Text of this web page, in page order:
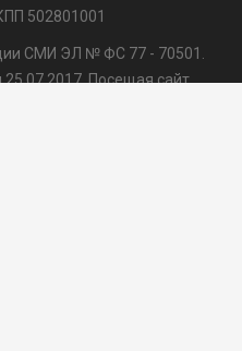
502801001
СМИ ЭЛ № ФС 77 - 70501.
Посещая сайт